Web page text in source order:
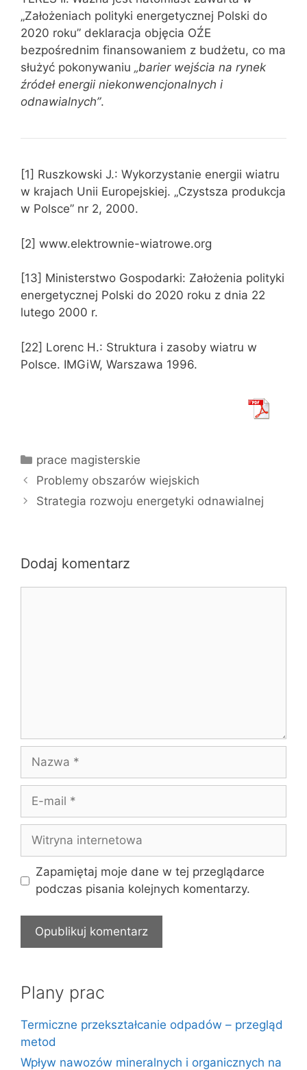
„Założeniach polityki energetycznej Polski do
2020 roku” deklaracja objęcia OŹE
bezpośrednim finansowaniem z budżetu, co ma
służyć pokonywaniu „barier wejścia na rynek
źródeł energii niekonwencjonalnych i
odnawialnych”.
[1] Ruszkowski J.: Wykorzystanie energii wiatru
w krajach Unii Europejskiej. „Czystsza produkcja
w Polsce” nr 2, 2000.
[2] www.elektrownie-wiatrowe.org
[13] Ministerstwo Gospodarki: Założenia polityki
energetycznej Polski do 2020 roku z dnia 22
lutego 2000 r.
[22] Lorenc H.: Struktura i zasoby wiatru w
Polsce. IMGiW, Warszawa 1996.
Kategorie
prace magisterskie
Problemy obszarów wiejskich
Strategia rozwoju energetyki odnawialnej
Dodaj komentarz
Nazwa
Witryna
internetowa
Zapamiętaj moje dane w tej przeglądarce
podczas pisania kolejnych komentarzy.
Plany prac
Termiczne przekształcanie odpadów – przegląd
metod
Wpływ nawozów mineralnych i organicznych na